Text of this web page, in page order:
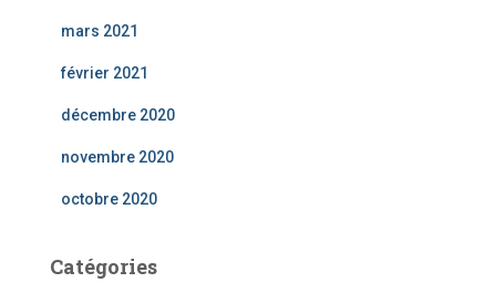
mars 2021
février 2021
décembre 2020
novembre 2020
octobre 2020
Catégories